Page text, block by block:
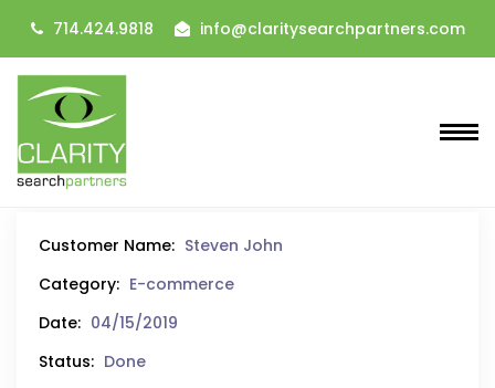
714.424.9818 info@claritysearchpartners.com
Customer Name: Steven John
Category: E-commerce
Date: 04/15/2019
Status: Done